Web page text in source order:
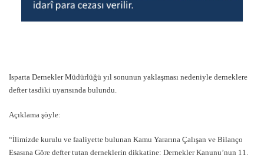
Isparta Dernekler Müdürlüğü yıl sonunun yaklaşması nedeniyle derneklere
defter tasdiki uyarısında bulundu.
Açıklama şöyle:
“İlimizde kurulu ve faaliyette bulunan Kamu Yararına Çalışan ve Bilanço
Esasına Göre defter tutan derneklerin dikkatine: Dernekler Kanunu’nun 11.